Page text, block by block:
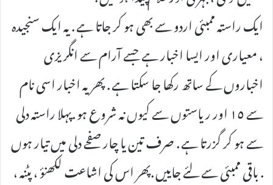
ایک راستہ ممبئی اردو سے بھی ہو کر جاتا ہے . یہ ایک سنجیدہ
، معیاری اور ایسا اخبار ہے جسے آرام سے انگریزی
اخباروں کے ساتھ رکھا جا سکتا ہے . پھر یہ اخبار اسی نام
سے ١٥ اور ریاستوں سے کیوں نہ شروع ہو .پہلا راستہ دلی
سے ہو کر گزرتا ہے . صرف تین یا چار صفحے دلی میں تیار ہوں
. باقی ممبئی سے لئے جاییں .پھر اس کی اشاعت لکھنؤ ، پٹنہ ،